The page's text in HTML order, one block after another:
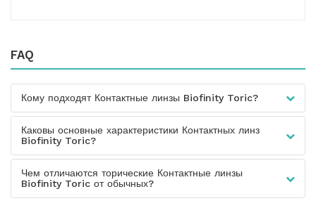
FAQ
Кому подходят Контактные линзы Biofinity Toric?
Каковы основные характеристики Контактных линз
Biofinity Toric?
Чем отличаются торические Контактные линзы
Biofinity Toric от обычных?